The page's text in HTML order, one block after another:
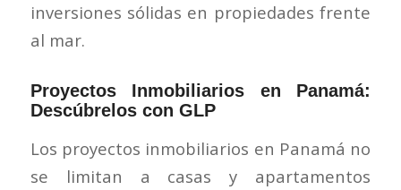
inversiones sólidas en propiedades frente
al mar.
Proyectos Inmobiliarios en Panamá:
Descúbrelos con GLP
Los proyectos inmobiliarios en Panamá no
se limitan a casas y apartamentos